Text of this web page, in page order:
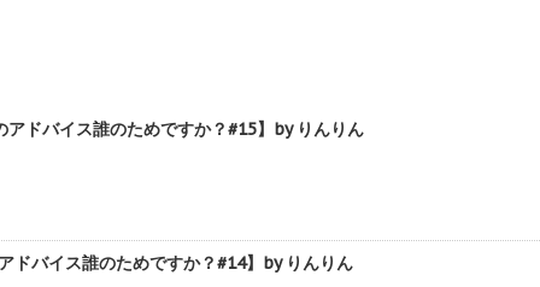
ドバイス誰のためですか？#15】by りんりん
ドバイス誰のためですか？#14】by りんりん